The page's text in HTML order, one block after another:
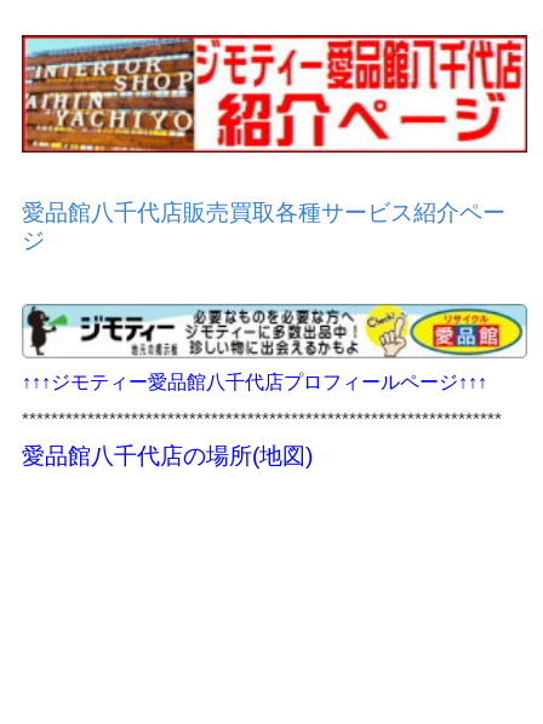
愛品館八千代店販売買取各種サービス紹介ペー
ジ
↑↑↑ジモティー愛品館八千代店プロフィールページ↑↑↑
******************************************************************
愛品館八千代店の場所(地図)